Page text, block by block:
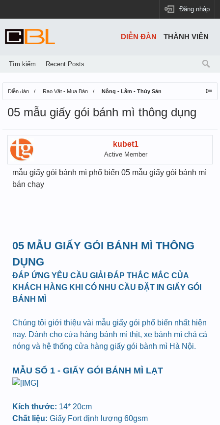
Đăng nhập
Diễn đàn Rao Vặt - Mua Bán Nông - Lâm - Thủy Sản
05 mẫu giấy gói bánh mì thông dụng
kubet1
Active Member
mẫu giấy gói bánh mì phổ biến 05 mẫu giấy gói bánh mì
bán chạy
05 MẪU GIẤY GÓI BÁNH MÌ THÔNG
DỤNG
ĐÁP ỨNG YÊU CẦU GIẢI ĐÁP THẮC MẮC CỦA
KHÁCH HÀNG KHI CÓ NHU CẦU ĐẶT IN GIẤY GÓI
BÁNH MÌ
Chúng tôi giới thiệu vài mẫu giấy gói phổ biến nhất hiện
nay. Dành cho cửa hàng bánh mì thịt, xe bánh mì chả cá
nóng và hệ thống cửa hàng giấy gói bành mì Hà Nội.
MẪU SỐ 1 - GIẤY GÓI BÁNH MÌ LẠT
Kích thước: 14* 20cm
Chất liệu: Giấy Fort định lượng 60gsm
DIỄN ĐÀN
Tìm kiếm Recent Posts
THÀNH VIÊN